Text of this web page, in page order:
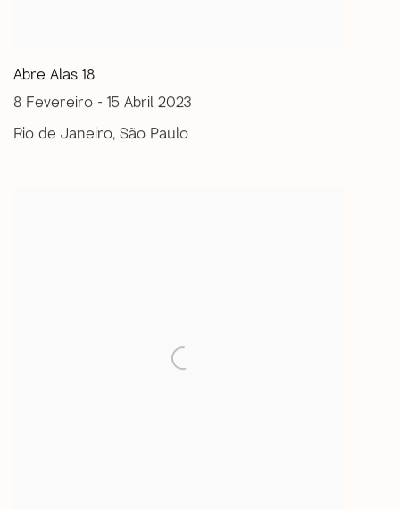
Abre Alas 18
8 Fevereiro - 15 Abril 2023
Rio de Janeiro, São Paulo